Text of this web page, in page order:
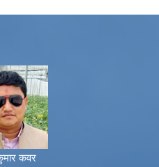
कवर